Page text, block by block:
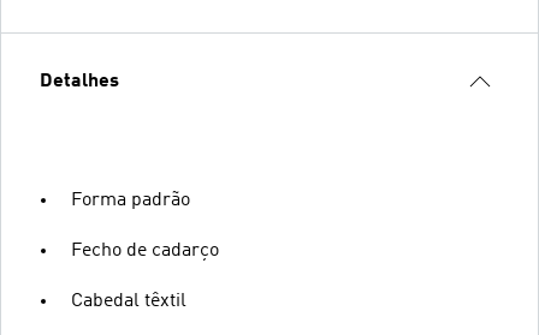
Detalhes
Forma padrão
Fecho de cadarço
Cabedal têxtil